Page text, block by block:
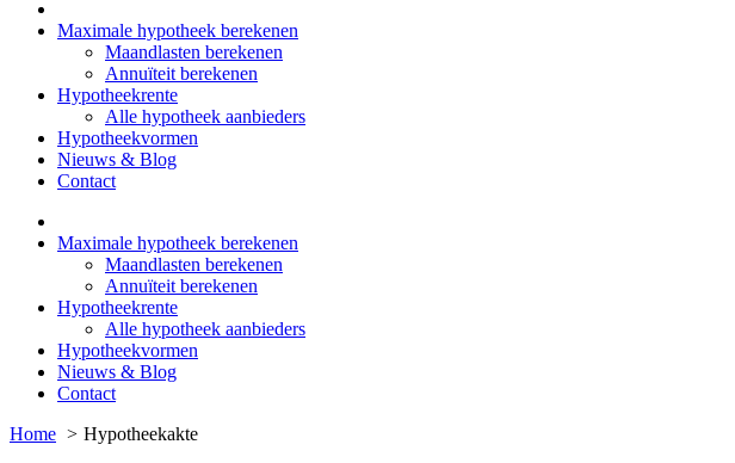
Maximale hypotheek berekenen
Maandlasten berekenen
Annuïteit berekenen
Hypotheekrente
Alle hypotheek aanbieders
Hypotheekvormen
Nieuws & Blog
Contact
Maximale hypotheek berekenen
Maandlasten berekenen
Annuïteit berekenen
Hypotheekrente
Alle hypotheek aanbieders
Hypotheekvormen
Nieuws & Blog
Contact
Home
Hypotheekakte